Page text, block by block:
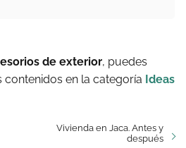
de exterior, puedes
en la categoría Ideas
Vivienda en Jaca. Antes y
después